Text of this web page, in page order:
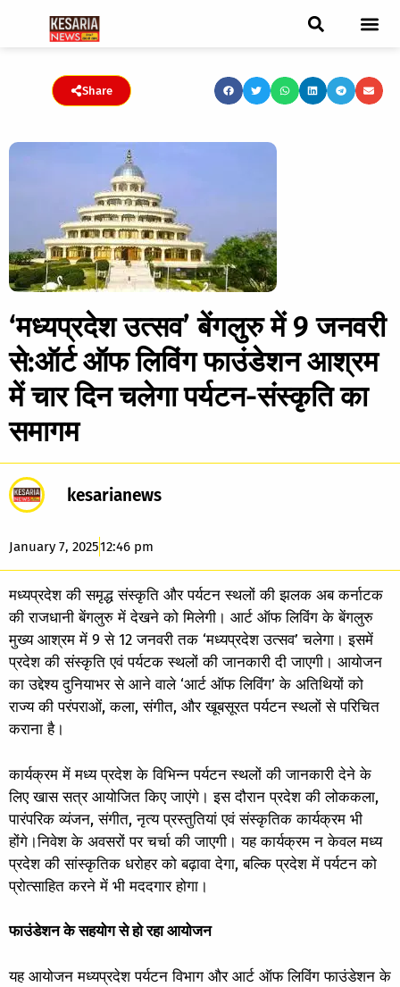
Share
‘मध्यप्रदेश उत्सव’ बेंगलुरु में 9 जनवरी
से:ऑर्ट ऑफ लिविंग फाउंडेशन आश्रम
में चार दिन चलेगा पर्यटन-संस्कृति का
समागम
kesarianews
January 7, 202512:46 pm
मध्यप्रदेश की समृद्ध संस्कृति और पर्यटन स्थलों की झलक अब कर्नाटक
की राजधानी बेंगलुरु में देखने को मिलेगी। आर्ट ऑफ लिविंग के बेंगलुरु
मुख्य आश्रम में 9 से 12 जनवरी तक ‘मध्यप्रदेश उत्सव’ चलेगा। इसमें
प्रदेश की संस्कृति एवं पर्यटक स्थलों की जानकारी दी जाएगी। आयोजन
का उद्देश्य दुनियाभर से आने वाले ‘आर्ट ऑफ लिविंग’ के अतिथियों को
राज्य की परंपराओं, कला, संगीत, और खूबसूरत पर्यटन स्थलों से परिचित
कराना है।
कार्यक्रम में मध्य प्रदेश के विभिन्न पर्यटन स्थलों की जानकारी देने के
लिए खास सत्र आयोजित किए जाएंगे। इस दौरान प्रदेश की लोककला,
पारंपरिक व्यंजन, संगीत, नृत्य प्रस्तुतियां एवं संस्कृतिक कार्यक्रम भी
होंगे।निवेश के अवसरों पर चर्चा की जाएगी। यह कार्यक्रम न केवल मध्य
प्रदेश की सांस्कृतिक धरोहर को बढ़ावा देगा, बल्कि प्रदेश में पर्यटन को
प्रोत्साहित करने में भी मददगार होगा।
फाउंडेशन के सहयोग से हो रहा आयोजन
यह आयोजन मध्यप्रदेश पर्यटन विभाग और आर्ट ऑफ लिविंग फाउंडेशन के